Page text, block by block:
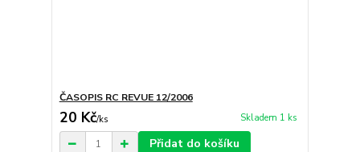
ČASOPIS RC REVUE 12/2006
20 Kč/ks Skladem 1 ks
Přidat do košíku